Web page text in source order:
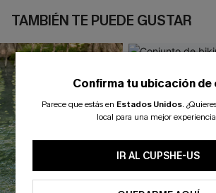
TAMBIÉN TE PUEDE GUSTAR
Confirma tu ubicación de
Parece que estás en Estados Unidos.
local para una mejor
IR AL CUPSHE-US